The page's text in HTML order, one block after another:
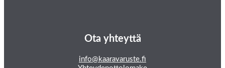
Ota yhteyttä
info@kaaravaruste.fi